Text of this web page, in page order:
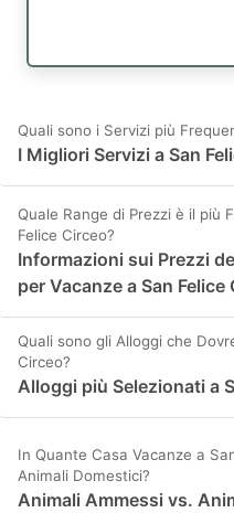
Quali sono i Servizi più
I Migliori Servizi a San
Quale Range di Prezzi è il più
Felice Circeo?
Informazioni sui Prezzi
per Vacanze a San Felice
Quali sono gli Alloggi che
Circeo?
Alloggi più Selezionati a
In Quante Casa Vacanze a
Animali Domestici?
Animali Ammessi vs.